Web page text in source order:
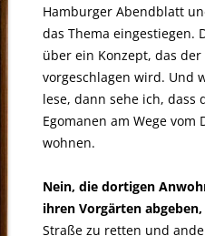
Hamburger Abendblatt
das Thema eingestiegen.
über ein Konzept, das
vorgeschlagen wird. Und
lese, dann sehe ich, dass
Egomanen am Wege vom
wohnen.
Nein, die dortigen
ihren Vorgärten abgeben,
Straße zu retten und